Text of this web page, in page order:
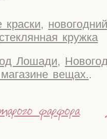
краски,
стеклянная кружка
Лошади,
вещах..
фарфора